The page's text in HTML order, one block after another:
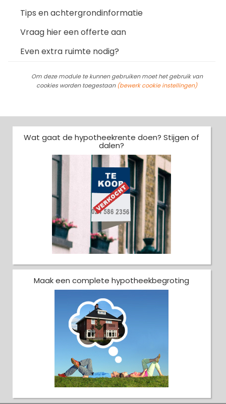
Tips en achtergrondinformatie
Vraag hier een offerte aan
Even extra ruimte nodig?
Om deze module te kunnen gebruiken moet het gebruik van
cookies worden toegestaan (bewerk cookie instellingen)
Wat gaat de hypotheekrente doen? Stijgen of
dalen?
Maak een complete hypotheekbegroting